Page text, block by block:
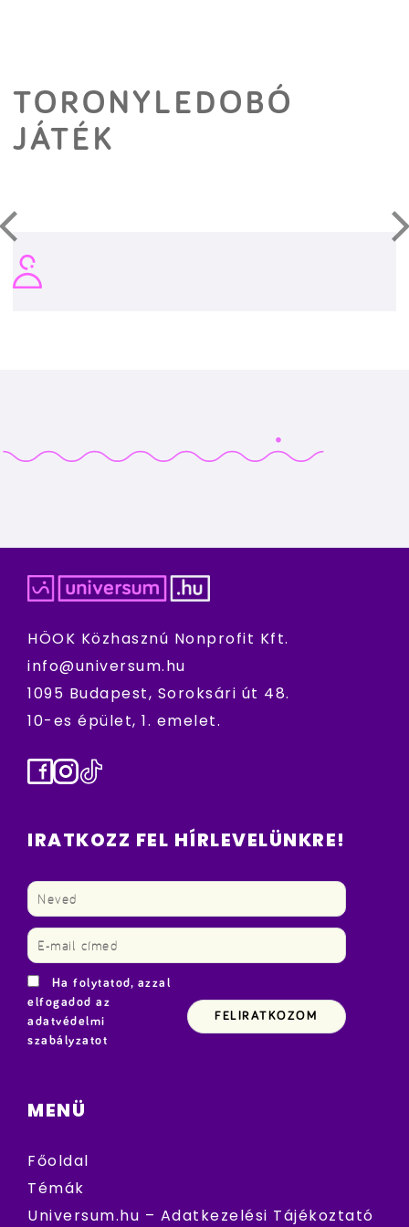
TORONYLEDOBÓ
JÁTÉK
HÖOK Közhasznú Nonprofit Kft.
info@universum.hu
1095 Budapest, Soroksári út 48.
10-es épület, 1. emelet.
Facebook
Instagram
TikTok
IRATKOZZ FEL HÍRLEVELÜNKRE!
Ha folytatod, azzal
elfogadod az
adatvédelmi
szabályzatot
MENÜ
Főoldal
Témák
Universum.hu – Adatkezelési Tájékoztató